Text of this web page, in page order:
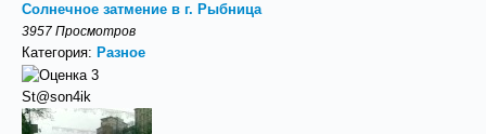
Солнечное затмение в г. Рыбница
3957 Просмотров
Категория: Разное
St@son4ik